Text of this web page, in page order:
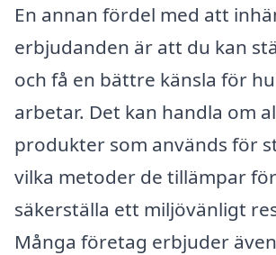
En annan fördel med att
erbjudanden är att du kan
och få en bättre känsla för
arbetar. Det kan handla om
produkter som används för
vilka metoder de tillämpar
säkerställa ett miljövänligt
Många företag erbjuder